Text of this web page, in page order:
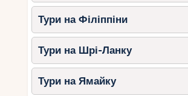
Тури на Філіппіни
Тури на Шрі-Ланку
Тури на Ямайку